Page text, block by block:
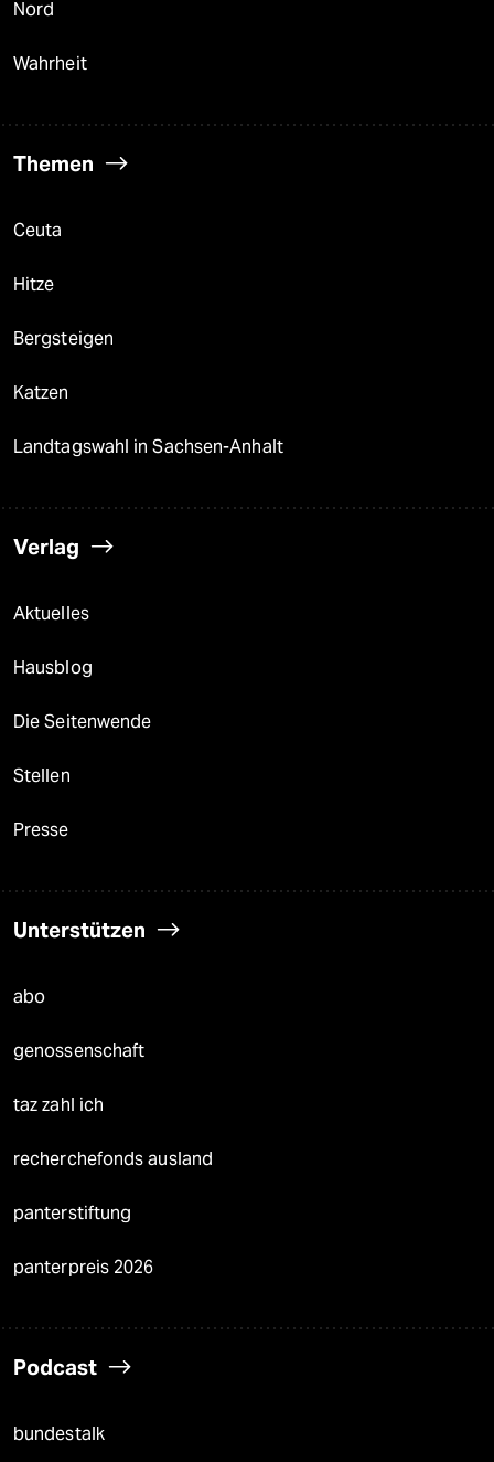
Nord
Wahrheit
Themen
Ceuta
Hitze
Bergsteigen
Katzen
Landtagswahl in Sachsen-Anhalt
Verlag
Aktuelles
Hausblog
Die Seitenwende
Stellen
Presse
Unterstützen
abo
genossenschaft
taz zahl ich
recherchefonds ausland
panterstiftung
panterpreis 2026
Podcast
bundestalk